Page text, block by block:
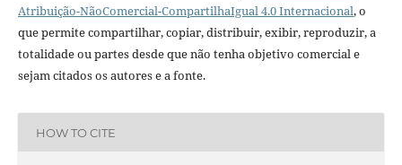
Atribuição-NãoComercial-CompartilhaIgual 4.0 Internacional, o
que permite compartilhar, copiar, distribuir, exibir, reproduzir, a
totalidade ou partes desde que não tenha objetivo comercial e
sejam citados os autores e a fonte.
HOW TO CITE